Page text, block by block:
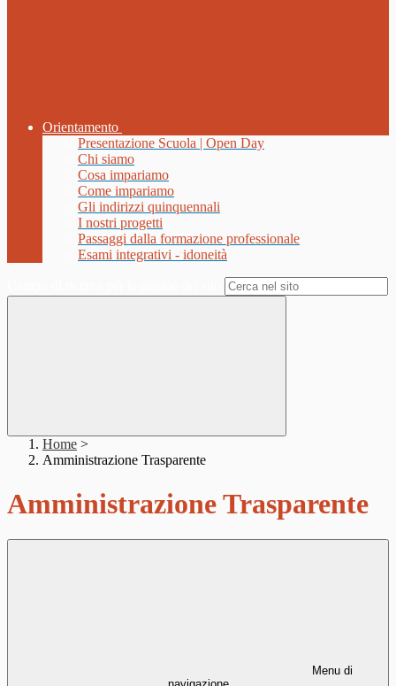
Orientamento
Presentazione Scuola | Open Day
Chi siamo
Cosa impariamo
Come impariamo
Gli indirizzi quinquennali
I nostri progetti
Passaggi dalla formazione professionale
Esami integrativi - idoneità
Home >
Amministrazione Trasparente
Amministrazione Trasparente
Menu di